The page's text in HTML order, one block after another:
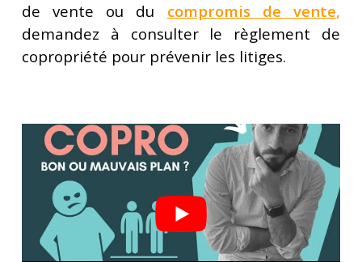
de vente ou du compromis de vente,
demandez à consulter le règlement de
copropriété pour prévenir les litiges.